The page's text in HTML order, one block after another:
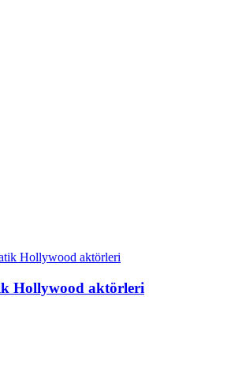
Hollywood aktörleri
Hollywood aktörleri